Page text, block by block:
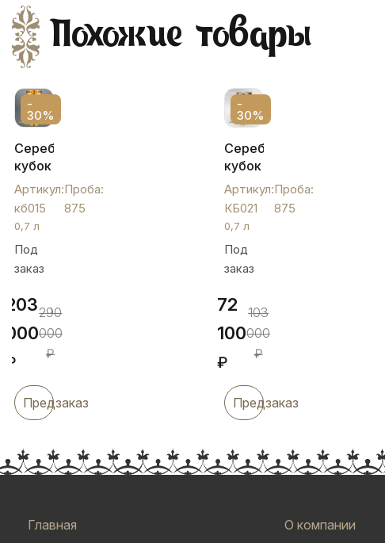
Похожие товары
-
30%
Серебряный
кубок
с
эмалью
и
позолотой
"Финифть",
кб015
Артикул:
кб015
Проба:
875
0,7 л
Под
заказ
203
000
₽
290
000
₽
Предзаказ
-
30%
Серебряный
кубок
с
чернением,
КБ021
Артикул:
КБ021
Проба:
875
0,7 л
Под
заказ
72
100
₽
103
000
₽
Предзаказ
Главная О компании